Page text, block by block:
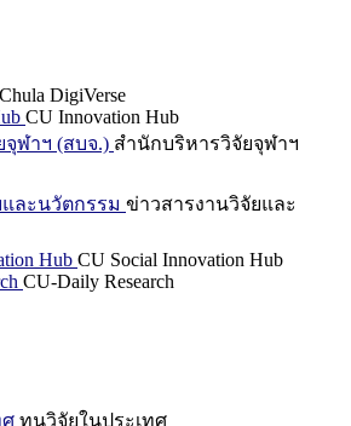
Chula DigiVerse
CU Innovation Hub
ฬาฯ (สบจ.) สำนักบริหารวิจัยจุฬาฯ
ละนวัตกรรม ข่าวสารงานวิจัยและ
Hub CU Social Innovation Hub
CU-Daily Research
ทุนวิจัยในประเทศ